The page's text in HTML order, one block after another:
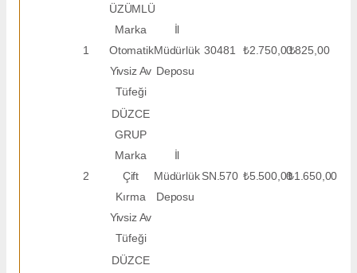
1
ÜZÜMLÜ
Marka
Otomatik
Yivsiz Av
Tüfeği
İl
Müdürlük
Deposu
30481 ₺2.750,00₺825,00
2
DÜZCE
GRUP
Marka
Çift
Kırma
Yivsiz Av
Tüfeği
İl
Müdürlük
Deposu
SN.570 ₺5.500,00₺1.650,00
DÜZCE